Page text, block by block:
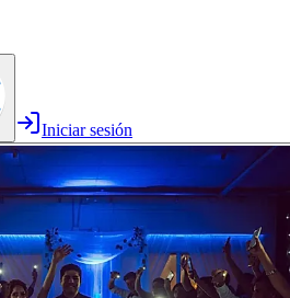
Iniciar sesión